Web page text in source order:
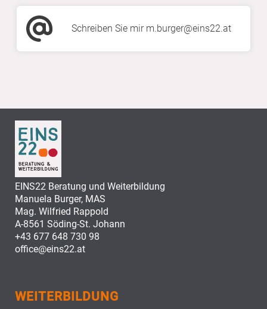
Schreiben Sie mir m.burger@eins22.at
EINS22 Beratung und Weiterbildung
Manuela Burger, MAS
Mag. Wilfried Rappold
A-8561 Söding-St. Johann
+43 677 648 730 98
office@eins22.at
WEITERBILDUNG
WEITERBILDUNG